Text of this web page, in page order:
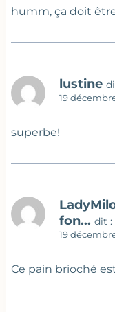
humm, ça doit
lustine
19
superbe!
fon... dit :
19
Ce pain brioché